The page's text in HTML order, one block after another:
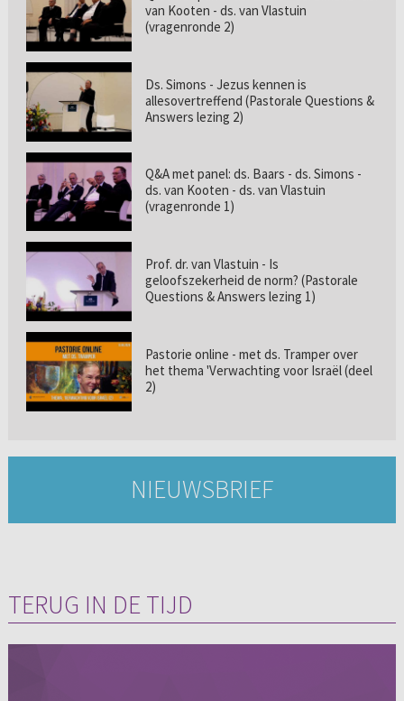
van Kooten - ds. van Vlastuin
(vragenronde 2)
Ds. Simons - Jezus kennen is
allesovertreffend (Pastorale Questions &
Answers lezing 2)
Q&A met panel: ds. Baars - ds. Simons -
ds. van Kooten - ds. van Vlastuin
(vragenronde 1)
Prof. dr. van Vlastuin - Is
geloofszekerheid de norm? (Pastorale
Questions & Answers lezing 1)
Pastorie online - met ds. Tramper over
het thema 'Verwachting voor Israël (deel
2)
NIEUWSBRIEF
TERUG IN DE TIJD